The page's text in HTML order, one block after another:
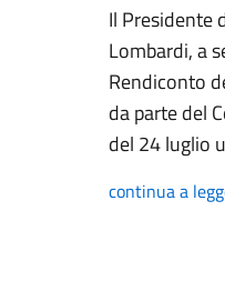
Il Presidente
Lombardi, a
Rendiconto
da parte del
del 24 luglio
continua a